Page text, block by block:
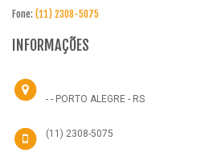
Fone: (11) 2308-5075
INFORMAÇÕES
- - PORTO ALEGRE - RS
(11) 2308-5075